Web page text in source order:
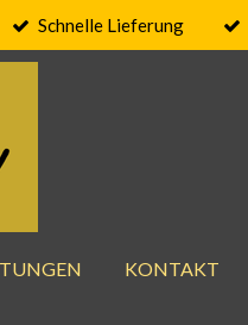
Schnelle Lieferung
KONTAKT